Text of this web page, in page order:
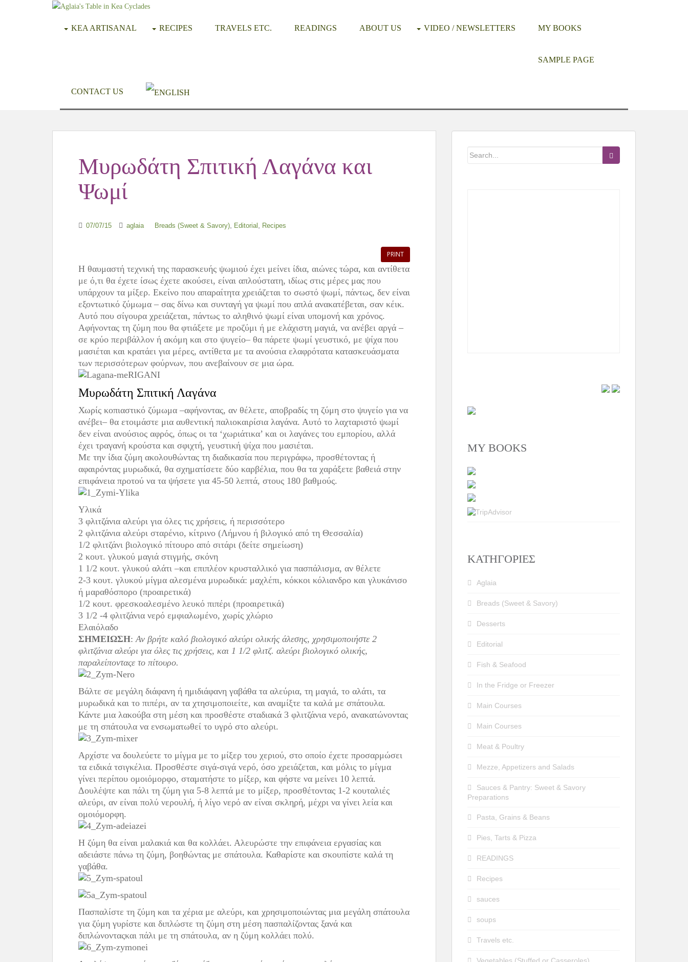
KEA ARTISANAL RECIPES TRAVELS ETC. READINGS ABOUT US VIDEO / NEWSLETTERS MY BOOKS
SAMPLE PAGE
CONTACT US
Μυρωδάτη Σπιτική Λαγάνα και
Ψωμί
07/07/15 aglaia Breads (Sweet & Savory) Editorial Recipes
PRINT
Η θαυμαστή τεχνική της παρασκευής ψωμιού έχει μείνει ίδια, αιώνες τώρα, και αντίθετα
με ό,τι θα έχετε ίσως έχετε ακούσει, είναι απλούστατη, ιδίως στις μέρες μας που
υπάρχουν τα μίξερ. Εκείνο που απαραίτητα χρειάζεται το σωστό ψωμί, πάντως, δεν είναι
εξοντωτικό ζύμωμα – σας δίνω και συνταγή γα ψωμί που απλά ανακατέβεται, σαν κέικ.
Αυτό που σίγουρα χρειάζεται, πάντως το αληθινό ψωμί είναι υπομονή και χρόνος.
Αφήνοντας τη ζύμη που θα φτιάξετε με προζύμι ή με ελάχιστη μαγιά, να ανέβει αργά –
σε κρύο περιβάλλον ή ακόμη και στο ψυγείο– θα πάρετε ψωμί γευστικό, με ψίχα που
μασιέται και κρατάει για μέρες, αντίθετα με τα ανούσια ελαφρότατα κατασκευάσματα
των περισσότερων φούρνων, που ανεβαίνουν σε μια ώρα.
Μυρωδάτη Σπιτική Λαγάνα
Χωρίς κοπιαστικό ζύμωμα –αφήνοντας, αν θέλετε, αποβραδίς τη ζύμη στο ψυγείο για να
ανέβει– θα ετοιμάστε μια αυθεντική παλιοκαιρίσια λαγάνα. Αυτό το λαχταριστό ψωμί
δεν είναι ανούσιος αφρός, όπως οι τα ‘χωριάτικα’ και οι λαγάνες του εμπορίου, αλλά
έχει τραγανή κρούστα και σφιχτή, γευστική ψίχα που μασιέται.
Με την ίδια ζύμη ακολουθώντας τη διαδικασία που περιγράφω, προσθέτοντας ή
αφαιρόντας μυρωδικά, θα σχηματίσετε δύο καρβέλια, που θα τα χαράξετε βαθειά στην
επιφάνεια προτού να τα ψήσετε για 45-50 λεπτά, στους 180 βαθμούς.
Υλικά
3 φλιτζάνια αλεύρι για όλες τις χρήσεις, ή περισσότερο
2 φλιτζάνια αλεύρι σταρένιο, κίτρινο (Λήμνου ή βιλογικό από τη Θεσσαλία)
1/2 φλιτζάνι βιολογικό πίτουρο από σιτάρι (δείτε σημείωση)
2 κουτ. γλυκού μαγιά στιγμής, σκόνη
1 1/2 κουτ. γλυκού αλάτι –και επιπλέον κρυσταλλικό για πασπάλισμα, αν θέλετε
2-3 κουτ. γλυκού μίγμα αλεσμένα μυρωδικά: μαχλέπι, κόκκοι κόλιανδρο και γλυκάνισο
ή μαραθόσπορο (προαιρετικά)
1/2 κουτ. φρεσκοαλεσμένο λευκό πιπέρι (προαιρετικά)
3 1/2 -4 φλιτζάνια νερό εμφιαλωμένο, χωρίς χλώριο
Ελαιόλαδο
ΣΗΜΕΙΩΣΗ: Αν βρήτε καλό βιολογικό αλεύρι ολικής άλεσης, χρησιμοποιήστε 2
φλιτζάνια αλεύρι για όλες τις χρήσεις, και 1 1/2 φλιτζ. αλεύρι βιολογικό ολικής,
παραλείπονταςε το πίτουρο.
Βάλτε σε μεγάλη διάφανη ή ημιδιάφανη γαβάθα τα αλεύρια, τη μαγιά, το αλάτι, τα
μυρωδικά και το πιπέρι, αν τα χτησιμοποιείτε, και αναμίξτε τα καλά με σπάτουλα.
Κάντε μια λακούβα στη μέση και προσθέστε σταδιακά 3 φλιτζάνια νερό, ανακατώνοντας
με τη σπάτουλα να ενσωματωθεί το υγρό στο αλεύρι.
Αρχίστε να δουλεύετε το μίγμα με το μίξερ του χεριού, στο οποίο έχετε προσαρμώσει
τα ειδικά τσιγκέλια. Προσθέστε σιγά-σιγά νερό, όσο χρειάζεται, και μόλις το μίγμα
γίνει περίπου ομοιόμορφο, σταματήστε το μίξερ, και φήστε να μείνει 10 λεπτά.
Δουλέψτε και πάλι τη ζύμη για 5-8 λεπτά με το μίξερ, προσθέτοντας 1-2 κουταλιές
αλεύρι, αν είναι πολύ νερουλή, ή λίγο νερό αν είναι σκληρή, μέχρι να γίνει λεία και
ομοιόμορφη.
Η ζύμη θα είναι μαλακιά και θα κολλάει. Αλευρώστε την επιφάνεια εργασίας και
αδειάστε πάνω τη ζύμη, βοηθώντας με σπάτουλα. Καθαρίστε και σκουπίστε καλά τη
γαβάθα.
Πασπαλίστε τη ζύμη και τα χέρια με αλεύρι, και χρησιμοποιώντας μια μεγάλη σπάτουλα
για ζύμη γυρίστε και διπλώστε τη ζύμη στη μέση πασπαλίζοντας ξανά και
διπλώνονταςκαι πάλι με τη σπάτουλα, αν η ζύμη κολλάει πολύ.
MY BOOKS
KΑΤΗΓΟΡΊΕΣ
Aglaia
Breads (Sweet & Savory)
Desserts
Editorial
Fish & Seafood
In the Fridge or Freezer
Main Courses
Main Courses
Meat & Poultry
Mezze, Appetizers and Salads
Sauces & Pantry: Sweet & Savory
Preparations
Pasta, Grains & Beans
Pies, Tarts & Pizza
READINGS
Recipes
sauces
soups
Travels etc.